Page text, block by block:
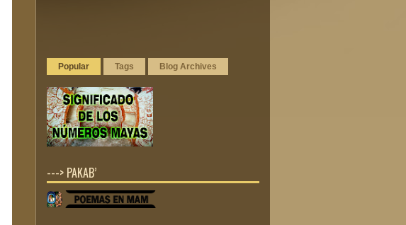
Popular Tags Blog Archives
---> PAKAB’